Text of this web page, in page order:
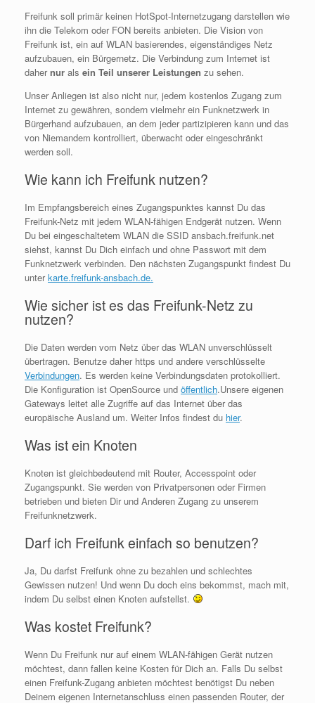
Freifunk soll primär keinen HotSpot-Internetzugang darstellen wie
ihn die Telekom oder FON bereits anbieten. Die Vision von
Freifunk ist, ein auf WLAN basierendes, eigenständiges Netz
aufzubauen, ein Bürgernetz. Die Verbindung zum Internet ist
dahernur als ein Teil unserer Leistungen zu sehen.
Unser Anliegen ist also nicht nur, jedem kostenlos Zugang zum
Internet zu gewähren, sondern vielmehr ein Funknetzwerk in
Bürgerhand aufzubauen, an dem jeder partizipieren kann und das
von Niemandem kontrolliert, überwacht oder eingeschränkt
werden soll.
Wie kann ich Freifunk nutzen?
Im Empfangsbereich eines Zugangspunktes kannst Du das
Freifunk-Netz mit jedem WLAN-fähigen Endgerät nutzen. Wenn
Du bei eingeschaltetem WLAN die SSID ansbach.freifunk.net
siehst, kannst Du Dich einfach und ohne Passwort mit dem
Funknetzwerk verbinden. Den nächsten Zugangspunkt findest Du
unterkarte.freifunk-ansbach.de.
Wie sicher ist es das Freifunk-Netz zu
nutzen?
Die Daten werden vom Netz über das WLAN unverschlüsselt
übertragen. Benutze daher https und andere verschlüsselte
Verbindungen. Es werden keine Verbindungsdaten protokolliert.
Die Konfiguration ist OpenSource und öffentlich.Unsere eigenen
Gateways leitet alle Zugriffe auf das Internet über das
europäische Ausland um. Weiter Infos findest du hier.
Was ist ein Knoten
Knoten ist gleichbedeutend mit Router, Accesspoint oder
Zugangspunkt. Sie werden von Privatpersonen oder Firmen
betrieben und bieten Dir und Anderen Zugang zu unserem
Freifunknetzwerk.
Darf ich Freifunk einfach so benutzen?
Ja, Du darfst Freifunk ohne zu bezahlen und schlechtes
Gewissen nutzen! Und wenn Du doch eins bekommst, mach mit,
indem Du selbst einen Knoten aufstellst.
Was kostet Freifunk?
Wenn Du Freifunk nur auf einem WLAN-fähigen Gerät nutzen
möchtest, dann fallen keine Kosten für Dich an. Falls Du selbst
einen Freifunk-Zugang anbieten möchtest benötigst Du neben
Deinem eigenen Internetanschluss einen passenden Router, der